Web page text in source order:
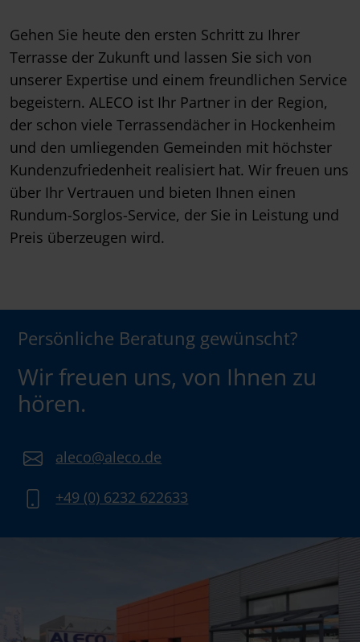
Gehen Sie heute den ersten Schritt zu Ihrer
Terrasse der Zukunft und lassen Sie sich von
unserer Expertise und einem freundlichen Service
begeistern. ALECO ist Ihr Partner in der Region,
der schon viele Terrassendächer in Hockenheim
und den umliegenden Gemeinden mit höchster
Kundenzufriedenheit realisiert hat. Wir freuen uns
über Ihr Vertrauen und bieten Ihnen einen
Rundum-Sorglos-Service, der Sie in Leistung und
Preis überzeugen wird.
Persönliche Beratung gewünscht?
Wir freuen uns, von Ihnen zu
hören.
aleco@aleco.de
+49 (0) 6232 622633